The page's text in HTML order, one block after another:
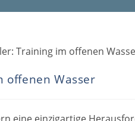
offenen Wasser